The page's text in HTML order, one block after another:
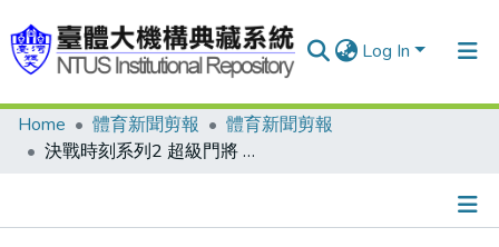
Log In
Communities & Collections
Home 體育新聞剪報
體育新聞剪報
決戰時刻系列2 超級門將 一夫當關轉乾坤？ 迎戰法國，巴拉圭有個大門神；面對奈及利亞，丹麥也有一面牆…